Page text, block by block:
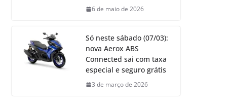
6 de maio de 2026
Só neste sábado (07/03):
nova Aerox ABS
Connected sai com taxa
especial e seguro grátis
3 de março de 2026